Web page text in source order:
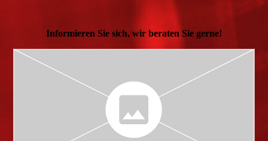
Informieren Sie sich, wir beraten Sie gerne!